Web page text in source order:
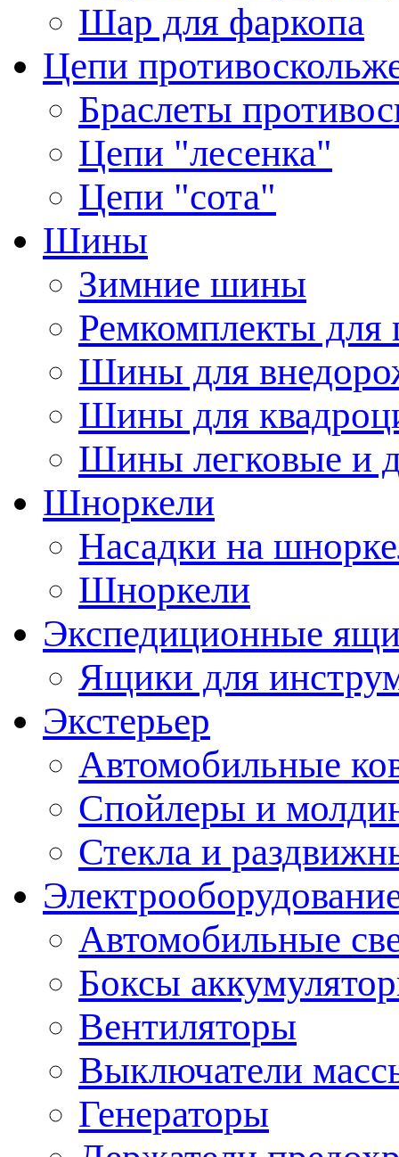
Шар для фаркопа
Цепи
Браслеты
Цепи "лесенка"
Цепи "сота"
Шины
Зимние шины
Ремкомплекты
Шины для
Шины для
Шины легковые и
Шноркели
Насадки на
Шноркели
Экспедиционные
Ящики для
Экстерьер
Автомобильные
Спойлеры и
Стекла и
Автомобильные
Боксы
Вентиляторы
Выключатели
Генераторы